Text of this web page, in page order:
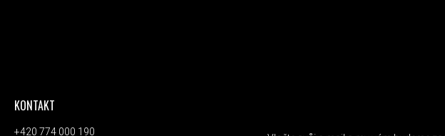
KONTAKT
+420 774 000 190